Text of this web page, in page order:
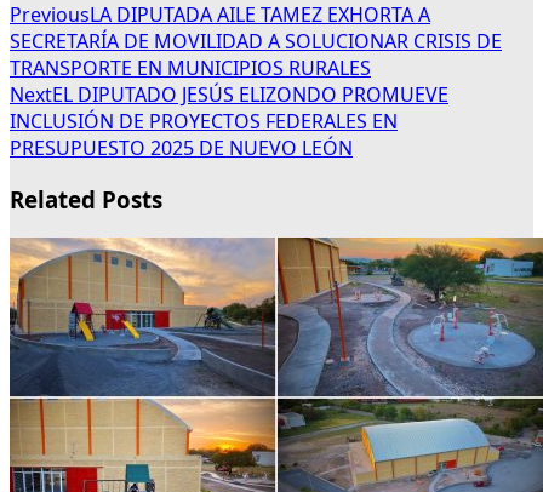
PreviousLA DIPUTADA AILE TAMEZ EXHORTA A
SECRETARÍA DE MOVILIDAD A SOLUCIONAR CRISIS DE
TRANSPORTE EN MUNICIPIOS RURALES
NextEL DIPUTADO JESÚS ELIZONDO PROMUEVE
INCLUSIÓN DE PROYECTOS FEDERALES EN
PRESUPUESTO 2025 DE NUEVO LEÓN
Related Posts